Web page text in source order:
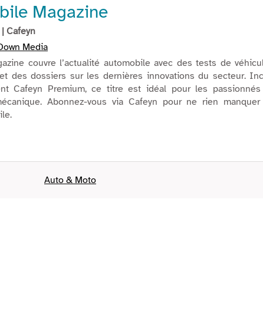
Magazine
| Cafeyn
Media
couvre l’actualité automobile avec des tests de
des dossiers sur les dernières innovations du secteur.
Cafeyn Premium, ce titre est idéal pour les
Abonnez-vous via Cafeyn pour ne rien
Auto & Moto